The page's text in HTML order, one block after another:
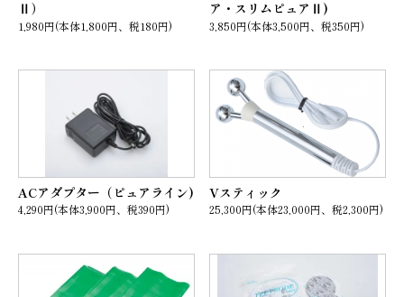
Ⅱ）
1,980円(本体1,800円、税180円)
ア・スリムピュアⅡ)
3,850円(本体3,500円、税350円)
ACアダプター（ピュアライン)
4,290円(本体3,900円、税390円)
Vスティック
25,300円(本体23,000円、税2,300円)